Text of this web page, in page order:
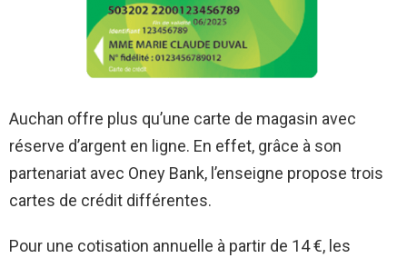
Auchan offre plus qu’une carte de magasin avec
réserve d’argent en ligne. En effet, grâce à son
partenariat avec Oney Bank, l’enseigne propose trois
cartes de crédit différentes.
Pour une cotisation annuelle à partir de 14 €, les